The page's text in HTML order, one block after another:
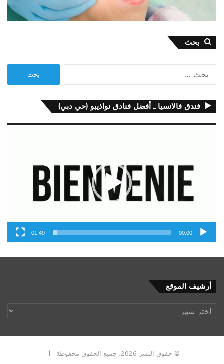
بحث
فندق فالانسيا ـ أفضل فنادق نواذيبو (حي دبي)
00:00
01:49
أرشيف الموقع
أرشيف
الموقع
© حقوق النشر 2026، جميع الحقوق محفوظة |